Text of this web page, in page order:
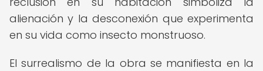
alienación y la desconexión que experimenta
en su vida como insecto monstruoso.
El surrealismo de la obra se manifiesta en la